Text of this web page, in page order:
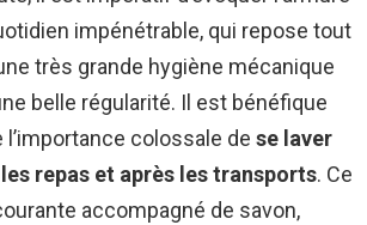
impénétrable, qui repose tout
très grande hygiène mécanique
belle régularité. Il est bénéfique
l’importance colossale de se laver
repas et après les transports. Ce
accompagné de savon,